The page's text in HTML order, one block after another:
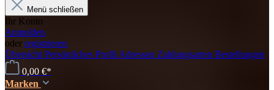
Menü schließen
Ihr Konto
Anmelden
oder registrieren
Übersicht Persönliches Profil Adressen Zahlungsarten Bestellungen
0,00 €*
Marken